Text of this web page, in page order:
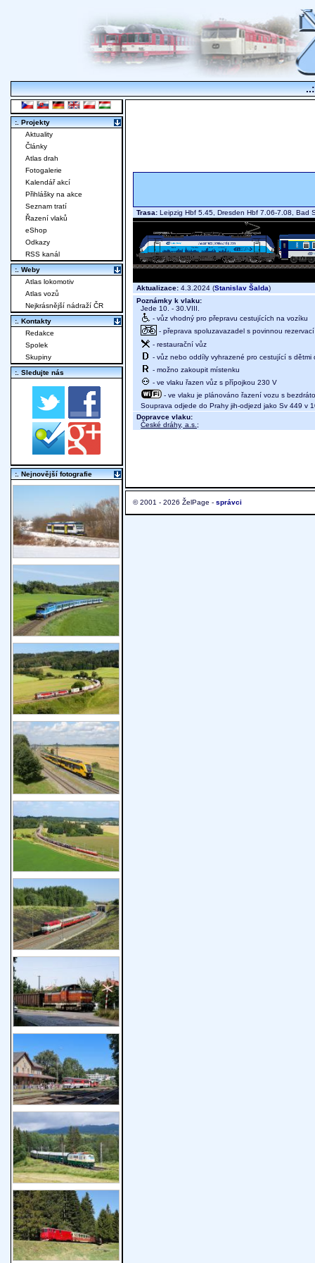
Trasa: Leipzig Hbf 5.45, Dresden Hbf 7.06-7.08,
Aktualizace: 4.3.2024 (Stanislav Šalda)
Poznámky k vlaku:
Jede 10. - 30.VIII.
- vůz vhodný pro přepravu cestujících na vozíku
- přeprava spoluzavazadel s povinnou
- restaurační vůz
- vůz nebo oddíly vyhrazené pro cestující s dětmi
- možno zakoupit místenku
- ve vlaku řazen vůz s přípojkou 230 V
- ve vlaku je plánováno řazení vozu s
Souprava odjede do Prahy jih-odjezd jako Sv 449 v
Dopravce vlaku:
České dráhy, a.s. ;
© 2001 - 2026 ŽelPage - správci
:. Projekty
Aktuality
Články
Atlas drah
Fotogalerie
Kalendář akcí
Přihlášky na akce
Seznam tratí
Řazení vlaků
eShop
Odkazy
RSS kanál
:. Weby
Atlas lokomotiv
Atlas vozů
Nejkrásnější nádraží ČR
:. Kontakty
Redakce
Spolek
Skupiny
:. Sledujte nás
:. Nejnovější fotografie